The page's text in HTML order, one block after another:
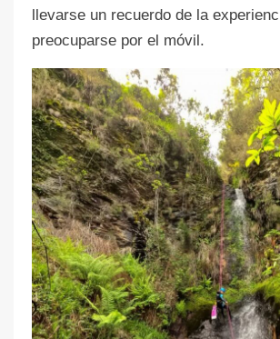
llevarse un recuerdo de la
preocuparse por el móvil.